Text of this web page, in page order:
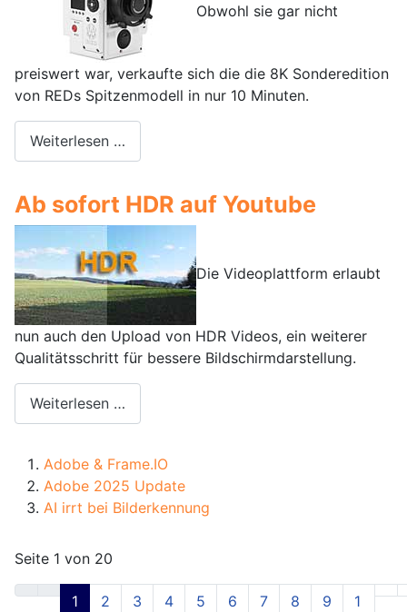
Obwohl sie gar nicht
preiswert war, verkaufte sich die die 8K Sonderedition
von REDs Spitzenmodell in nur 10 Minuten.
Weiterlesen …
Ab sofort HDR auf Youtube
Die Videoplattform erlaubt
nun auch den Upload von HDR Videos, ein weiterer
Qualitätsschritt für bessere Bildschirmdarstellung.
Weiterlesen …
Adobe & Frame.IO
Adobe 2025 Update
AI irrt bei Bilderkennung
Seite 1 von 20
1 2 3 4 5 6 7 8 9
1